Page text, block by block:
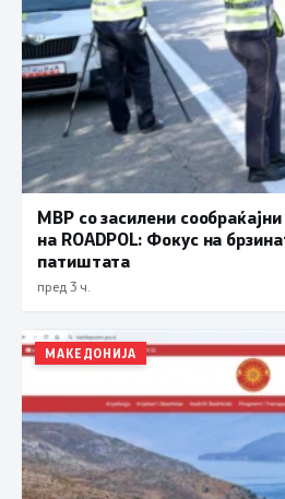
МВР со засилени
на ROADPOL: Фокус на
патиштата
пред 3 ч.
МАКЕДОНИЈА